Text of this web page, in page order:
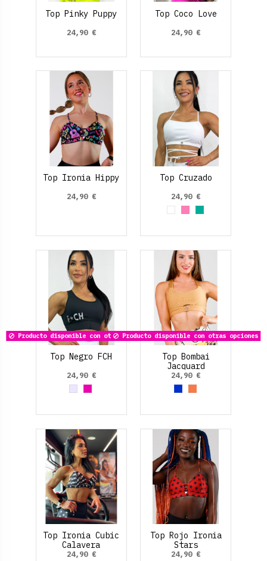
Top Pinky Puppy
24,90 €
Top Coco Love
24,90 €
Top Ironia Hippy
24,90 €
Top Cruzado
24,90 €
BlancoRosa claro
Verde
Producto disponible con otras opciones
Top Negro FCH
24,90 €
GrisFucsia
Producto disponible con otras opciones
Top Bombai
Jacquard
Multiposición
24,90 €
Azul Eléctrico
Marrón claro
Top Ironia Cubic
Calavera
24,90 €
Top Rojo Ironia
Stars
24,90 €